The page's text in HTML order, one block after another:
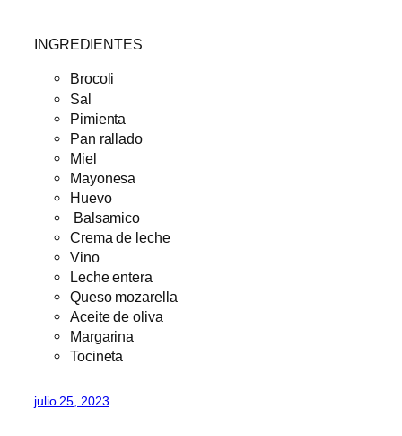
INGREDIENTES
Brocoli
Sal
Pimienta
Pan rallado
Miel
Mayonesa
Huevo
Balsamico
Crema de leche
Vino
Leche entera
Queso mozarella
Aceite de oliva
Margarina
Tocineta
julio 25, 2023